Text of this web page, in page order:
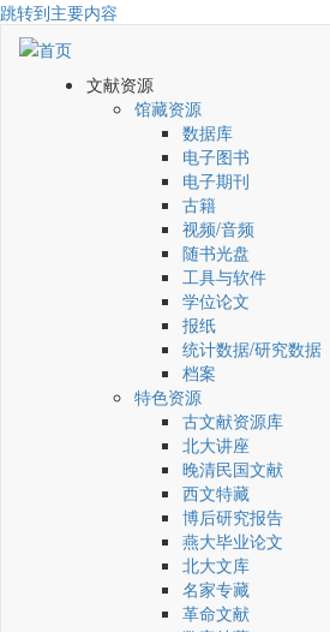
跳转到主要内容
文献资源
馆藏资源
数据库
电子图书
电子期刊
古籍
视频/音频
随书光盘
工具与软件
学位论文
报纸
统计数据/研究数据
档案
特色资源
古文献资源库
北大讲座
晚清民国文献
西文特藏
博后研究报告
燕大毕业论文
北大文库
名家专藏
革命文献